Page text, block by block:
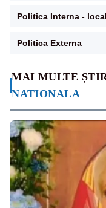
MAI MULTE
NATIONALA
Politica Interna -
Politica Externa